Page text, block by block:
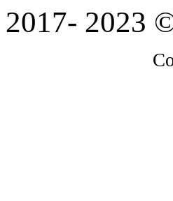
2017- 2023